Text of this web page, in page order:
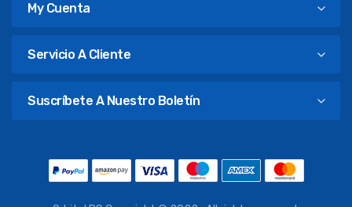
My Cuenta
Servicio A Cliente
Suscríbete A Nuestro Boletín